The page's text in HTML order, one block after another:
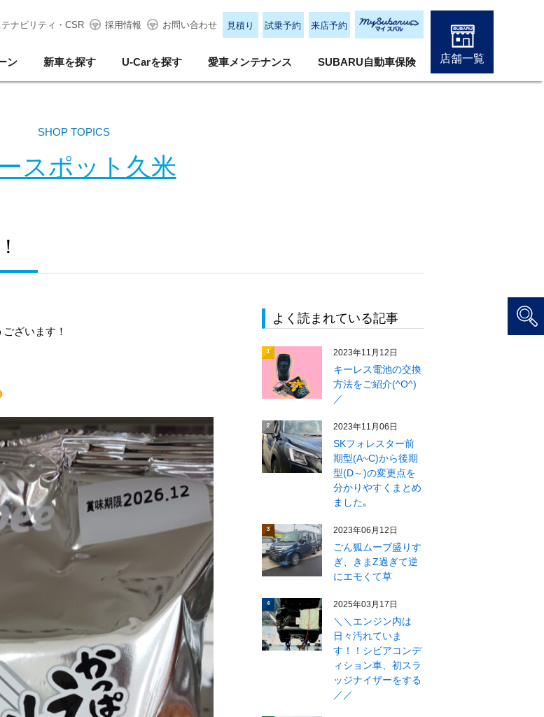
ナビリティ・CSR 採用情報 お問い合わせ 見積り 試乗予約 来店予約
ン 新車を探す U-Carを探す 愛車メンテナンス SUBARU自動車保険 店舗一覧
SHOP TOPICS
スポット久米
！
ざいます！
よく読まれている記事
1 2023年11月12日
キーレス電池の交換
方法をご紹介(^O^)
／
2 2023年11月06日
SKフォレスター前
期型(A~C)から後期
型(D～)の変更点を
分かりやすくまとめ
ました｡
3 2023年06月12日
ごん狐ムーブ盛りす
ぎ、きまZ過ぎて逆
にエモくて草
4 2025年03月17日
＼＼エンジン内は
日々汚れていま
す！！シビアコンデ
ィション車、初スラ
ッジナイザーをする
／／